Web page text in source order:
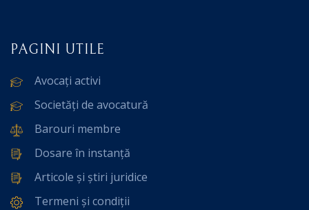
PAGINI UTILE
Avocați activi
Societăți de avocatură
Barouri membre
Dosare în instanță
Articole și știri juridice
Termeni și condiții